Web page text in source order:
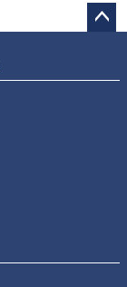
ップ